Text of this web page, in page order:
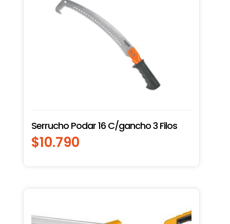
Serrucho Podar 16 C/gancho 3 Filos
$10.790